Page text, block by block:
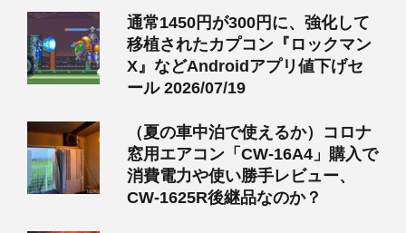
通常1450円が300円に、強化して
移植されたカプコン『ロックマン
X』などAndroidアプリ値下げセ
ール 2026/07/19
（夏の車中泊で使えるか）コロナ
窓用エアコン「CW-16A4」購入で
消費電力や使い勝手レビュー、
CW-1625R後継品なのか？